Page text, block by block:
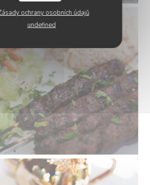
ochrany osobních údajů
undefined